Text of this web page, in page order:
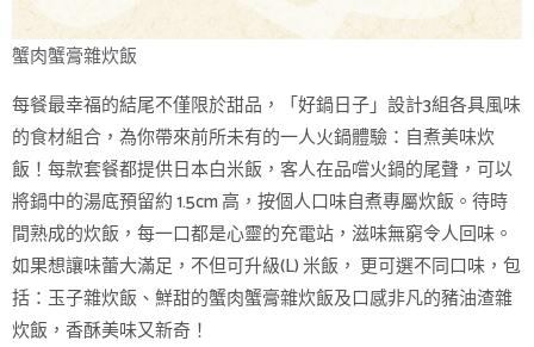
蟹肉蟹膏雜炊飯
每餐最幸福的結尾不僅限於甜品，「好鍋日子」設計3組各具風味
的食材組合，為你帶來前所未有的一人火鍋體驗：自煮美味炊
飯！每款套餐都提供日本白米飯，客人在品嚐火鍋的尾聲，可以
將鍋中的湯底預留約 1.5cm 高，按個人口味自煮專屬炊飯。待時
間熟成的炊飯，每一口都是心靈的充電站，滋味無窮令人回味。
如果想讓味蕾大滿足，不但可升級(L) 米飯， 更可選不同口味，包
括：玉子雜炊飯、鮮甜的蟹肉蟹膏雜炊飯及口感非凡的豬油渣雜
炊飯，香酥美味又新奇！